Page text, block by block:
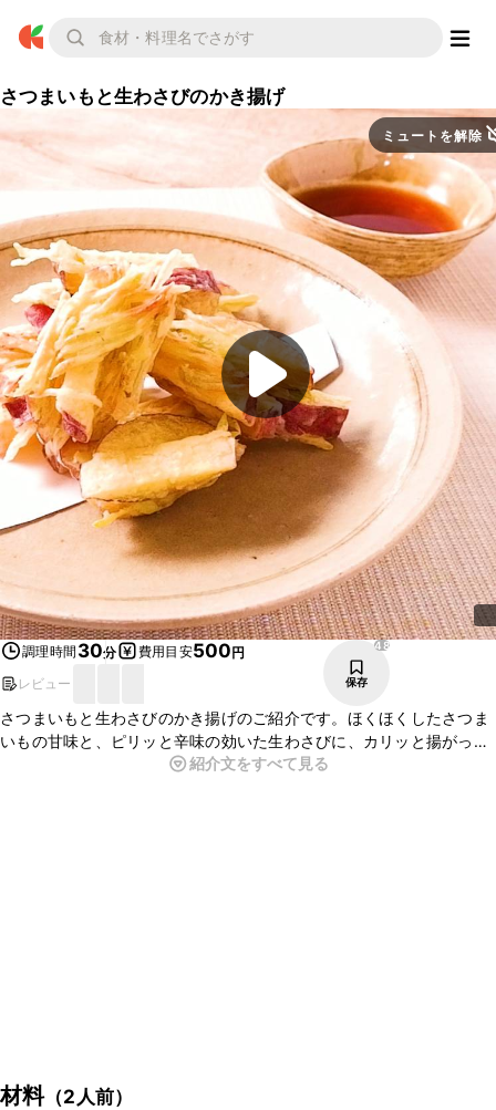
さつまいもと生わさびのかき揚げ
ミュートを解除
調理時間 30分 費用目安500円
レビュー
48
保存
さつまいもと生わさびのかき揚げのご紹介です。ほくほくしたさつま
いもの甘味と、ピリッと辛味の効いた生わさびに、カリッと揚がった
衣がよく合います。生わさびは練りわさびに比べ、風味がよく、さわ
紹介文をすべて見る
材料（2人前）